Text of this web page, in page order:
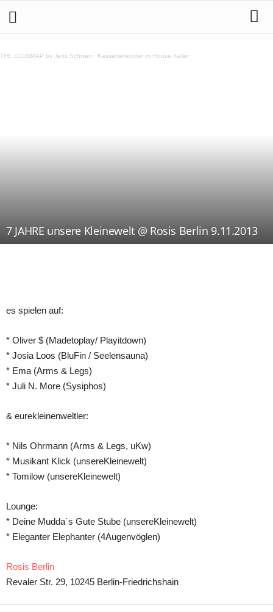
THE CLUBMAP by Jens Schwan · Kassettenkinder im House Keller
7 JAHRE unsere Kleinewelt @ Rosis Berlin 9.11.2013
es spielen auf:
* Oliver $ (Madetoplay/ Playitdown)
* Josia Loos (BluFin / Seelensauna)
* Ema (Arms & Legs)
* Juli N. More (Sysiphos)
& eurekleinenweltler:
* Nils Ohrmann (Arms & Legs, uKw)
* Musikant Klick (unsereKleinewelt)
* Tomilow (unsereKleinewelt)
Lounge:
* Deine Mudda´s Gute Stube (unsereKleinewelt)
* Eleganter Elephanter (4Augenvöglen)
Rosis Berlin
Revaler Str. 29, 10245 Berlin-Friedrichshain